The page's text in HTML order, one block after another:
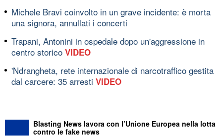
Michele Bravi coinvolto in un grave incidente: è morta
una signora, annullati i concerti
Trapani, Antonini in ospedale dopo un'aggressione in
centro storico VIDEO
'Ndrangheta, rete internazionale di narcotraffico gestita
dal carcere: 35 arresti VIDEO
Blasting News lavora con l’Unione Europea nella lotta
contro le fake news